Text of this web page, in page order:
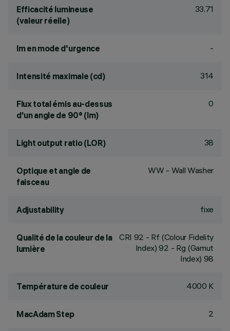
Efficacité lumineuse
(valeur réelle)
33.71
lm en mode d'urgence -
Intensité maximale (cd) 314
Flux total émis au-dessus
d'un angle de 90° (lm)
0
Light output ratio (LOR) 38
Optique et angle de
faisceau
WW - Wall Washer
Adjustability fixe
Qualité de la couleur de la
lumière
CRI 92 - Rf (Colour Fidelity
Index) 92 - Rg (Gamut
Index) 98
Température de couleur 4000 K
MacAdam Step 2